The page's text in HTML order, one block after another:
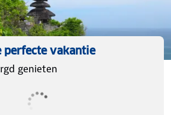
perfecte vakantie
genieten